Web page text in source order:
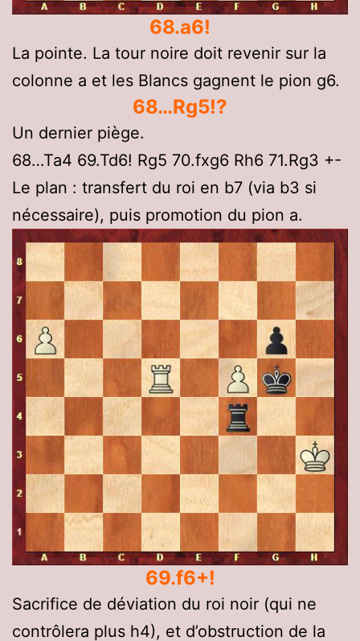
68.a6!
La pointe. La tour noire doit revenir sur la
colonne a et les Blancs gagnent le pion g6.
68…Rg5!?
Un dernier piège.
68…Ta4 69.Td6! Rg5 70.fxg6 Rh6 71.Rg3 +-
Le plan : transfert du roi en b7 (via b3 si
nécessaire), puis promotion du pion a.
69.f6+!
Sacrifice de déviation du roi noir (qui ne
contrôlera plus h4), et d’obstruction de la